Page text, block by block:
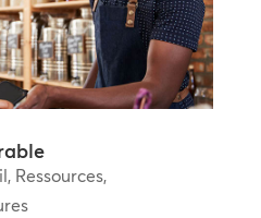
, Ressources,